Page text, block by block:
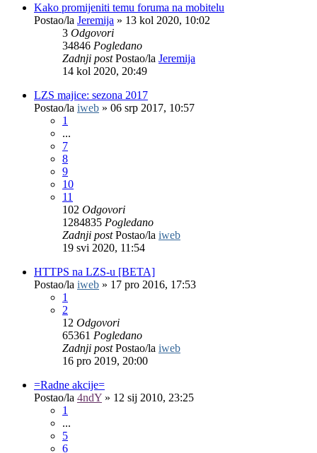
Kako promijeniti temu foruma na mobitelu
Postao/la Jeremija » 13 kol 2020, 10:02
3 Odgovori
34846 Pogledano
Zadnji postPostao/la Jeremija
14 kol 2020, 20:49
LZS majice: sezona 2017
Postao/la iweb » 06 srp 2017, 10:57
1
...
7
8
9
10
11
102 Odgovori
1284835 Pogledano
Zadnji postPostao/la iweb
19 svi 2020, 11:54
HTTPS na LZS-u [BETA]
Postao/la iweb » 17 pro 2016, 17:53
1
2
12 Odgovori
65361 Pogledano
Zadnji postPostao/la iweb
16 pro 2019, 20:00
=Radne akcije=
Postao/la 4ndY » 12 sij 2010, 23:25
1
...
5
6